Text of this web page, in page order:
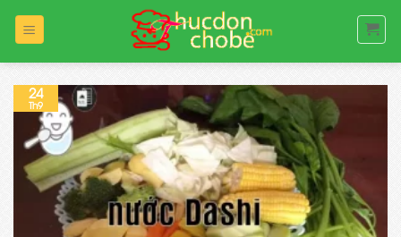
qua
24
Th9